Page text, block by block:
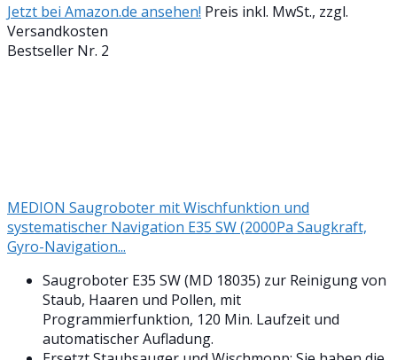
Jetzt bei Amazon.de ansehen! Preis inkl. MwSt., zzgl.
Versandkosten
Bestseller Nr. 2
MEDION Saugroboter mit Wischfunktion und
systematischer Navigation E35 SW (2000Pa Saugkraft,
Gyro-Navigation...
Saugroboter E35 SW (MD 18035) zur Reinigung von
Staub, Haaren und Pollen, mit
Programmierfunktion, 120 Min. Laufzeit und
automatischer Aufladung.